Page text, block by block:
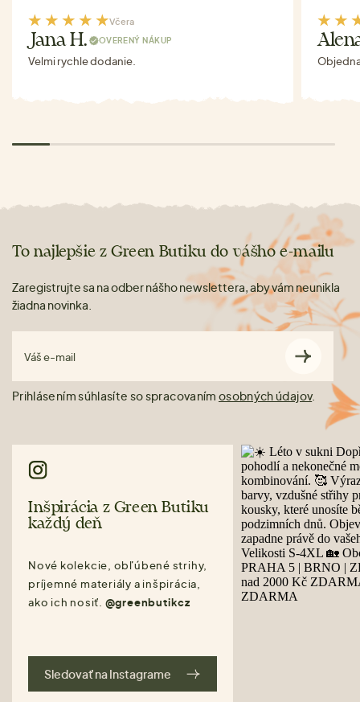
Včera
Jana H. OVERENÝ NÁKUP
Velmi rychle dodanie.
To najlepšie z Green Butiku do vášho e-mailu
Zaregistrujte sa na odber nášho newslettera, aby vám neunikla
žiadna novinka.
Váš e-mail
Prihlásením súhlasíte so spracovaním osobných údajov.
Inšpirácia z Green Butiku
každý deň
Nové kolekcie, obľúbené strihy,
príjemné materiály a inšpirácia,
ako ich nosiť. @greenbutikcz
Sledovať na Instagrame